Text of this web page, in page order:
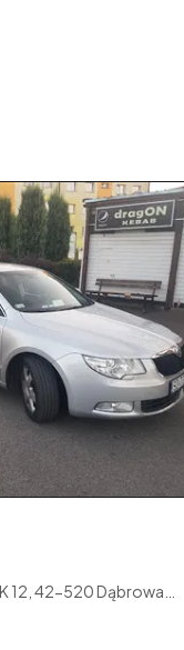
12, 42-520 Dąbrowa